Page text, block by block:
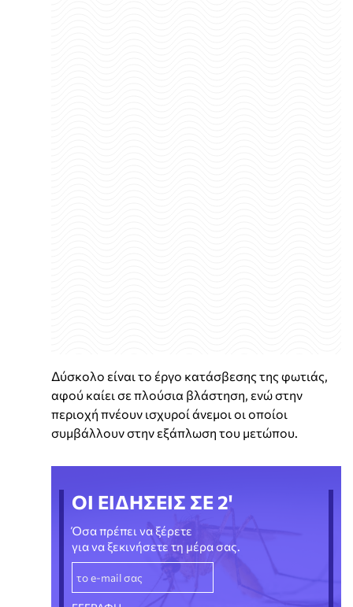
Δύσκολο είναι το έργο κατάσβεσης της φωτιάς,
αφού καίει σε πλούσια βλάστηση, ενώ στην
περιοχή πνέουν ισχυροί άνεμοι οι οποίοι
συμβάλλουν στην εξάπλωση του μετώπου.
ΟΙ ΕΙΔΗΣΕΙΣ ΣΕ 2'
Όσα πρέπει να ξέρετε
για να ξεκινήσετε τη μέρα σας.